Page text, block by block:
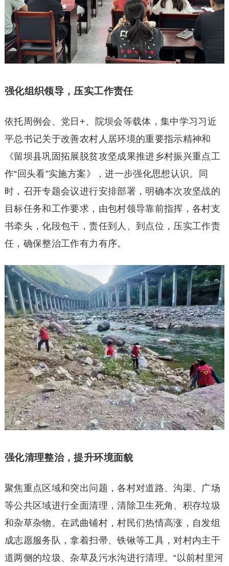
强化组织领导，压实工作责任
依托周例会、党日+、院坝会等载体，集中学习习近
平总书记关于改善农村人居环境的重要指示精神和
《留坝县巩固拓展脱贫攻坚成果推进乡村振兴重点工
作“回头看”实施方案》，进一步强化思想认识。同
时，召开专题会议进行安排部署，明确本次攻坚战的
目标任务和工作要求，由包村领导靠前指挥，各村支
书牵头，化段包干，责任到人、到点位，压实工作责
任，确保整治工作有力有序。
强化清理整治，提升环境面貌
聚焦重点区域和突出问题，各村对道路、沟渠、广场
等公共区域进行全面清理，清除卫生死角、积存垃圾
和杂草杂物。在武曲铺村，村民们热情高涨，自发组
成志愿服务队，拿着扫帚、铁锹等工具，对村内主干
道两侧的垃圾、杂草及污水沟进行清理。“以前村里河